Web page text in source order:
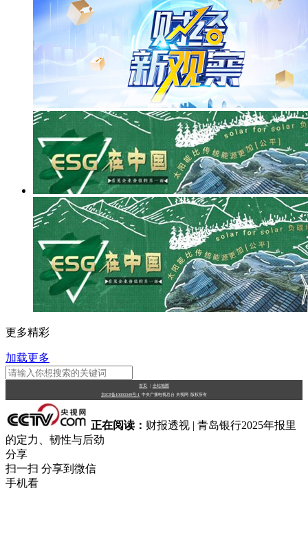
更多精彩
加载更多
首页 全站地图
京ICP备10003349号-1 中央广播电视总台 央视网 版权所有
正在阅读： 财报透视 | 青岛银行2025年报里
的定力、韧性与后劲
分享
扫一扫 分享到微信
手机看